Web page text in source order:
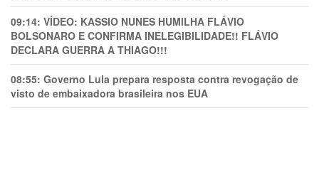
09:14: VÍDEO: KASSIO NUNES HUMlLHA FLÁVIO
BOLSONARO E CONFIRMA INELEGIBILIDADE!! FLÁVIO
DECLARA GUERRA A THIAGO!!!
08:55: Governo Lula prepara resposta contra revogação de
visto de embaixadora brasileira nos EUA